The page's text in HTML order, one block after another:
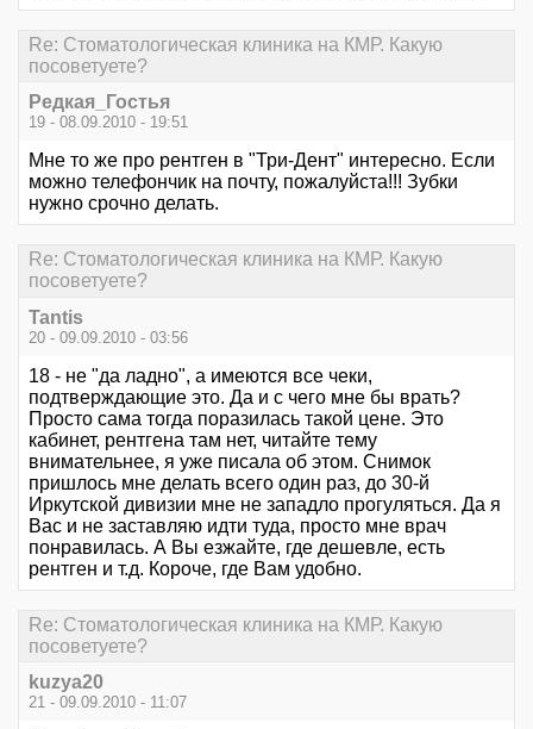
Re: Стоматологическая клиника на КМР. Какую
посоветуете?
Редкая_Гостья
19 - 08.09.2010 - 19:51
Мне то же про рентген в "Три-Дент" интересно. Если
можно телефончик на почту, пожалуйста!!! Зубки
нужно срочно делать.
Re: Стоматологическая клиника на КМР. Какую
посоветуете?
Tantis
20 - 09.09.2010 - 03:56
18 - не "да ладно", а имеются все чеки,
подтверждающие это. Да и с чего мне бы врать?
Просто сама тогда поразилась такой цене. Это
кабинет, рентгена там нет, читайте тему
внимательнее, я уже писала об этом. Снимок
пришлось мне делать всего один раз, до 30-й
Иркутской дивизии мне не западло прогуляться. Да я
Вас и не заставляю идти туда, просто мне врач
понравилась. А Вы езжайте, где дешевле, есть
рентген и т.д. Короче, где Вам удобно.
Re: Стоматологическая клиника на КМР. Какую
посоветуете?
kuzya20
21 - 09.09.2010 - 11:07